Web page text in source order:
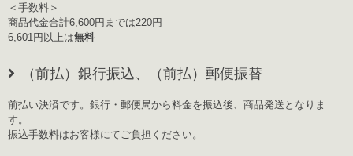
＜手数料＞
商品代金合計6,600円までは220円
6,601円以上は無料
（前払）銀行振込、（前払）郵便振替
前払い決済です。銀行・郵便局から料金を振込後、商品発送となりま
す。
振込手数料はお客様にてご負担ください。